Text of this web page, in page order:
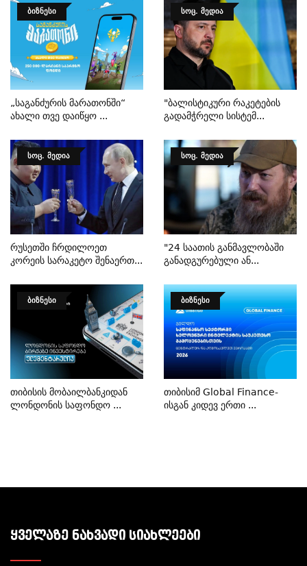
ᲑᲘᲖᲜᲔᲡᲘ
„საგანძურის Მარათონში“
Ახალი Თვე Დაიწყო ...
ᲡᲝᲪ. ᲛᲔᲓᲘᲐ
"ბალისტიკური Რაკეტების
Გადამჭრელი Სისტემ...
ᲡᲝᲪ. ᲛᲔᲓᲘᲐ
Რუსეთში Ჩრდილოეთ
Კორეის Სარაკეტო Შენაერთ...
ᲡᲝᲪ. ᲛᲔᲓᲘᲐ
"24 Საათის Განმავლობაში
Განადგურებული Ან...
ᲑᲘᲖᲜᲔᲡᲘ
Თიბისის Მობაილბანკიდან
Ლონდონის Საფონდო ...
ᲑᲘᲖᲜᲔᲡᲘ
Თიბისიმ Global Finance-
Ისგან Კიდევ Ერთი ...
ᲧᲕᲔᲚᲐᲖᲔ ᲜᲐᲮᲕᲐᲓᲘ ᲡᲘᲐᲮᲚᲔᲔᲑᲘ